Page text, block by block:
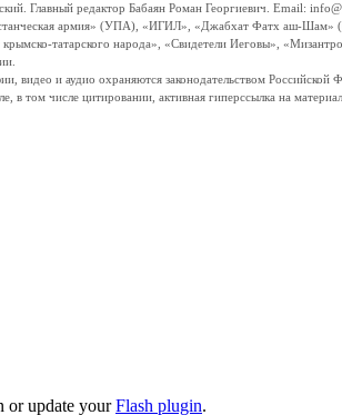
Главный редактор Бабаян Роман Георгиевич. Email:
армия» (УПА), «ИГИЛ», «Джабхат Фатх аш-
татарского народа», «Свидетели Иеговы»,
видео и аудио охраняются законодательством
том числе цитировании, активная гиперссылка на
or update yourFlash plugin.